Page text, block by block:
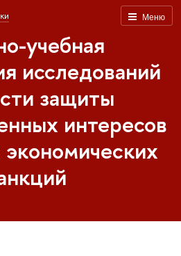
Меню
учебная
исследований
защиты
интересов
экономических